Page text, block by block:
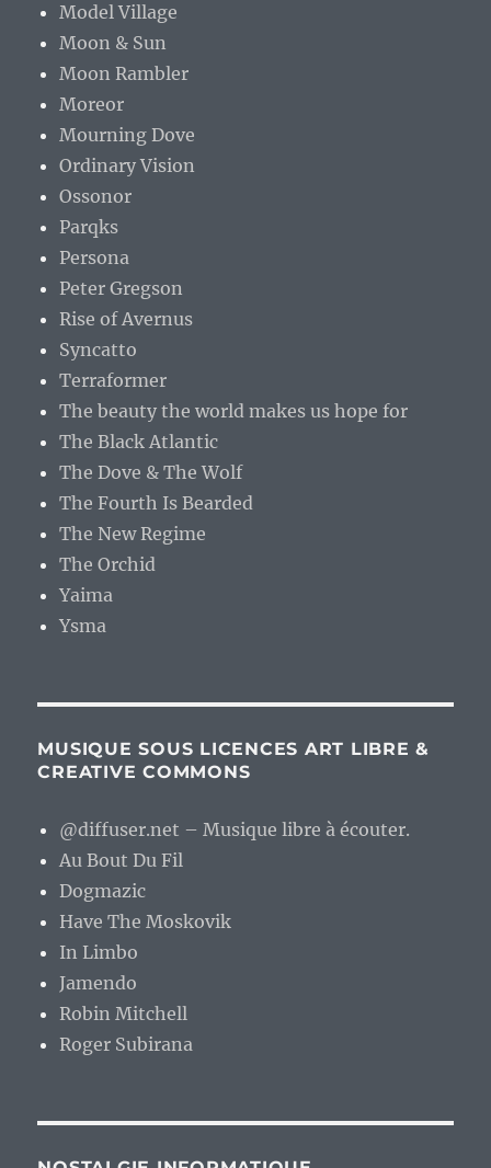
Model Village
Moon & Sun
Moon Rambler
Moreor
Mourning Dove
Ordinary Vision
Ossonor
Parqks
Persona
Peter Gregson
Rise of Avernus
Syncatto
Terraformer
The beauty the world makes us hope for
The Black Atlantic
The Dove & The Wolf
The Fourth Is Bearded
The New Regime
The Orchid
Yaima
Ysma
MUSIQUE SOUS LICENCES ART LIBRE &
CREATIVE COMMONS
@diffuser.net – Musique libre à écouter.
Au Bout Du Fil
Dogmazic
Have The Moskovik
In Limbo
Jamendo
Robin Mitchell
Roger Subirana